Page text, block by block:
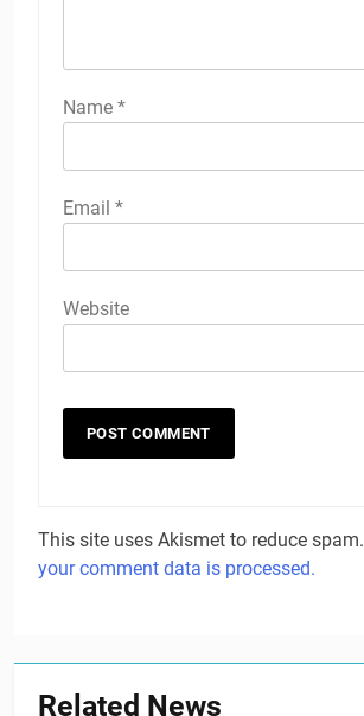
Name *
Email *
Website
This site uses Akismet to reduce spam.
your comment data is processed.
Related News